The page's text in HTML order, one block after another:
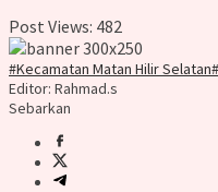
Post Views: 482
#Kecamatan Matan Hilir Selatan
Editor: Rahmad.s
Sebarkan